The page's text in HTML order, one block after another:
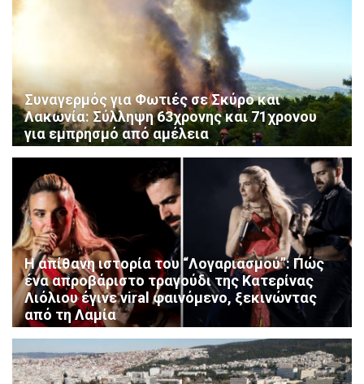
Συναγερμός για Φωτιές σε Σκύρο και
Λακωνία: Σύλληψη 63χρονης και 71χρονου
για εμπρησμό από αμέλεια
Η απίθανη ιστορία του “Λογαριασμού”: Πώς
ένα απροβάριστο τραγούδι της Κατερίνας
Λιόλιου έγινε viral φαινόμενο, ξεκινώντας
από τη Λαμία